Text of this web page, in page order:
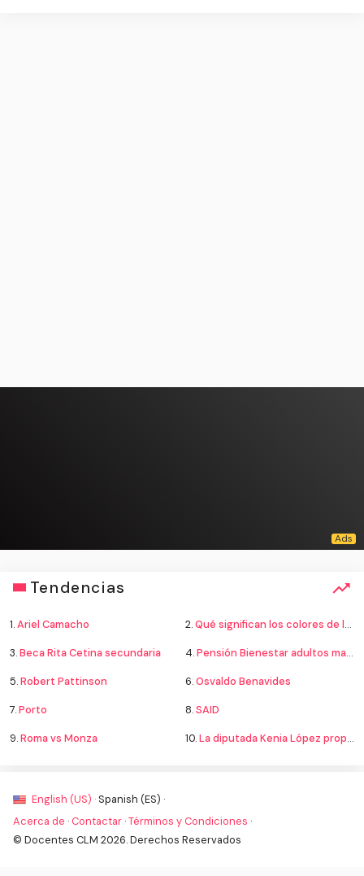
Tendencias
1.Ariel Camacho 2.Qué significan los colores de la bandera
3.Beca Rita Cetina secundaria 4.Pensión Bienestar adultos mayores
5.Robert Pattinson 6.Osvaldo Benavides
7.Porto 8.SAID
9.Roma vs Monza 10.La diputada Kenia López propone cambiar el nombre del país a México
English (US) · Spanish (ES) ·
Acerca de · Contactar ·Términos y Condiciones ·
© Docentes CLM 2026. Derechos Reservados